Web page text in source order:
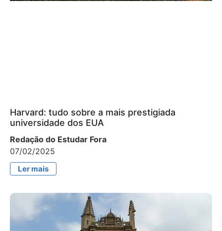
Harvard: tudo sobre a mais prestigiada
universidade dos EUA
Redação do Estudar Fora
07/02/2025
Ler mais